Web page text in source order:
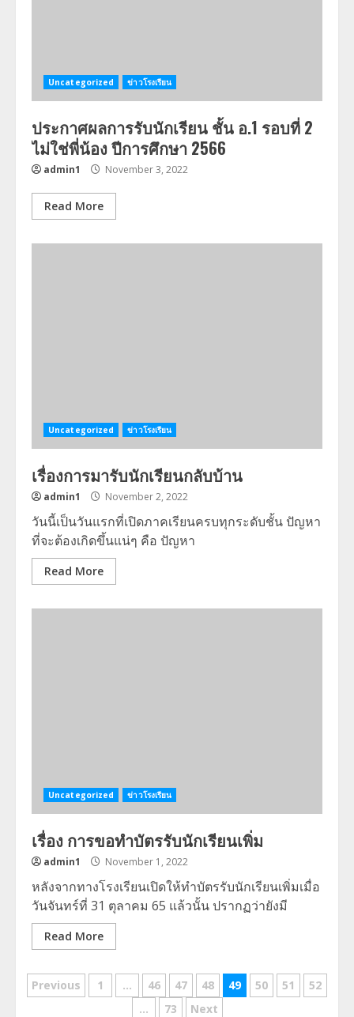
Uncategorized ข่าวโรงเรียน
ประกาศผลการรับนักเรียน ชั้น อ.1 รอบที่ 2
ไม่ใช่พี่น้อง ปีการศึกษา 2566
admin1 November 3, 2022
Read More
Uncategorized ข่าวโรงเรียน
เรื่องการมารับนักเรียนกลับบ้าน
admin1 November 2, 2022
วันนี้เป็นวันแรกที่เปิดภาคเรียนครบทุกระดับชั้น ปัญหา
ที่จะต้องเกิดขึ้นแน่ๆ คือ ปัญหา
Read More
Uncategorized ข่าวโรงเรียน
เรื่อง การขอทำบัตรรับนักเรียนเพิ่ม
admin1 November 1, 2022
หลังจากทางโรงเรียนเปิดให้ทำบัตรรับนักเรียนเพิ่มเมื่อ
วันจันทร์ที่ 31 ตุลาคม 65 แล้วนั้น ปรากฏว่ายังมี
Read More
Posts
Previous 1 … 46 47 48 49 50 51
52
…
73 Next